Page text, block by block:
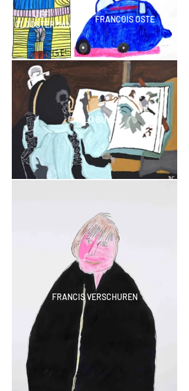
JEF
CLOOSTERMANS
FRANCOIS OSTE
CARLO BUYCK
FRANCIS VERSCHUREN